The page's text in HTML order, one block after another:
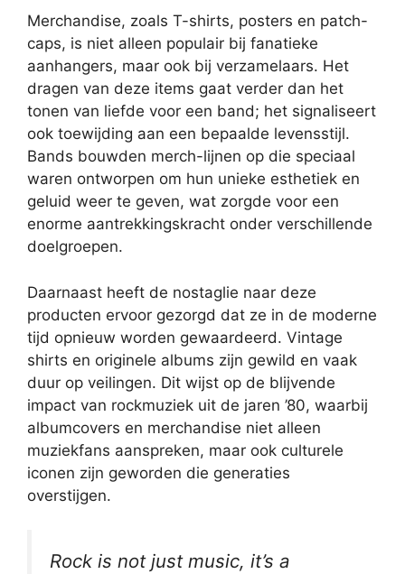
Merchandise, zoals T-shirts, posters en patch-
caps, is niet alleen populair bij fanatieke
aanhangers, maar ook bij verzamelaars. Het
dragen van deze items gaat verder dan het
tonen van liefde voor een band; het signaliseert
ook toewijding aan een bepaalde levensstijl.
Bands bouwden merch-lijnen op die speciaal
waren ontworpen om hun unieke esthetiek en
geluid weer te geven, wat zorgde voor een
enorme aantrekkingskracht onder verschillende
doelgroepen.
Daarnaast heeft de nostaglie naar deze
producten ervoor gezorgd dat ze in de moderne
tijd opnieuw worden gewaardeerd. Vintage
shirts en originele albums zijn gewild en vaak
duur op veilingen. Dit wijst op de blijvende
impact van rockmuziek uit de jaren ’80, waarbij
albumcovers en merchandise niet alleen
muziekfans aanspreken, maar ook culturele
iconen zijn geworden die generaties
overstijgen.
Rock is not just music, it’s a